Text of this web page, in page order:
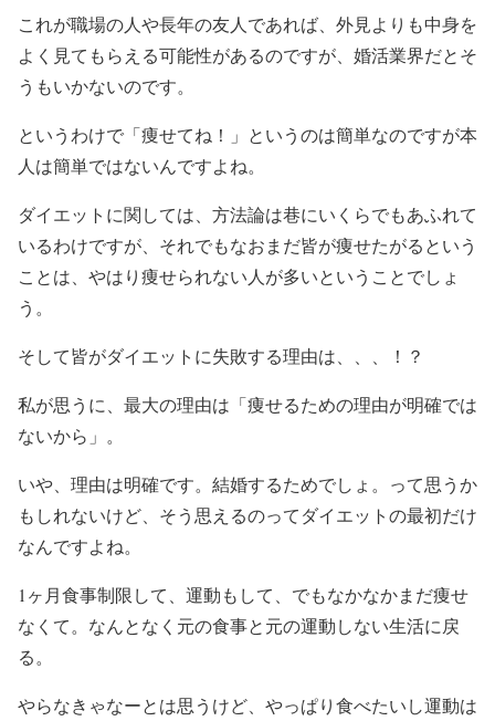
これが職場の人や長年の友人であれば、外見よりも中身を
よく見てもらえる可能性があるのですが、婚活業界だとそ
うもいかないのです。
というわけで「痩せてね！」というのは簡単なのですが本
人は簡単ではないんですよね。
ダイエットに関しては、方法論は巷にいくらでもあふれて
いるわけですが、それでもなおまだ皆が痩せたがるという
ことは、やはり痩せられない人が多いということでしょ
う。
そして皆がダイエットに失敗する理由は、、、！？
私が思うに、最大の理由は「痩せるための理由が明確では
ないから」。
いや、理由は明確です。結婚するためでしょ。って思うか
もしれないけど、そう思えるのってダイエットの最初だけ
なんですよね。
1ヶ月食事制限して、運動もして、でもなかなかまだ痩せ
なくて。なんとなく元の食事と元の運動しない生活に戻
る。
やらなきゃなーとは思うけど、やっぱり食べたいし運動は